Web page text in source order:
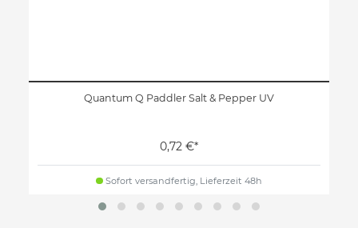
Quantum Q Paddler Salt & Pepper UV
0,72 €*
Sofort versandfertig, Lieferzeit 48h